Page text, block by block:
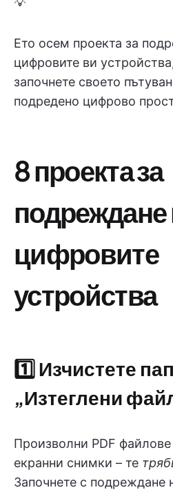
Ето осем проекта за
цифровите ви
започнете своето
подредено цифрово
8 проекта за
подреждане
цифровите
устройства
1️⃣ Изчистете
„Изтеглени
Произволни PDF
екранни снимки – те
Започнете с подреждане